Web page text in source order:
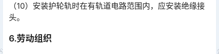
（10）安装护轮轨时在有轨道电路范围内，应安装绝缘接
头。
6.劳动组织